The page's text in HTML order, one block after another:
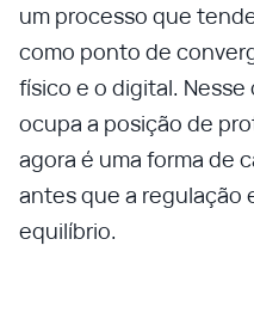
um processo que
como ponto de
físico e o digital.
ocupa a posição de
agora é uma forma de
antes que a regulação
equilíbrio.